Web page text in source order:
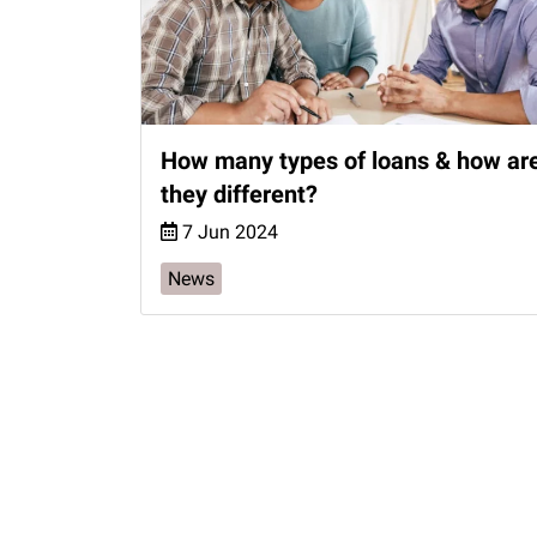
How many types of loans & how
they different?
7 Jun 2024
News